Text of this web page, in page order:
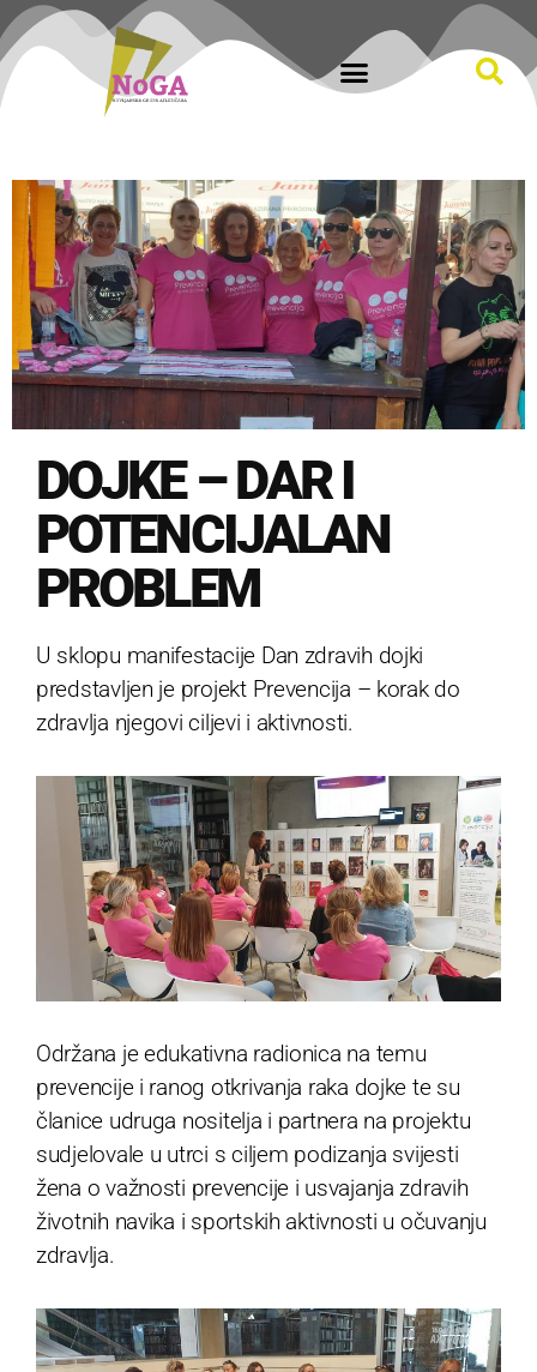
DOJKE – DAR I
POTENCIJALAN
PROBLEM
U sklopu manifestacije Dan zdravih dojki
predstavljen je projekt Prevencija – korak do
zdravlja njegovi ciljevi i aktivnosti.
Održana je edukativna radionica na temu
prevencije i ranog otkrivanja raka dojke te su
članice udruga nositelja i partnera na projektu
sudjelovale u utrci s ciljem podizanja svijesti
žena o važnosti prevencije i usvajanja zdravih
životnih navika i sportskih aktivnosti u očuvanju
zdravlja.